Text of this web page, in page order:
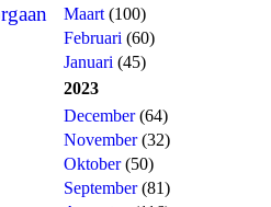
Maart (100)
Februari (60)
Januari (45)
2023
December(64)
November(32)
Oktober(50)
September(81)